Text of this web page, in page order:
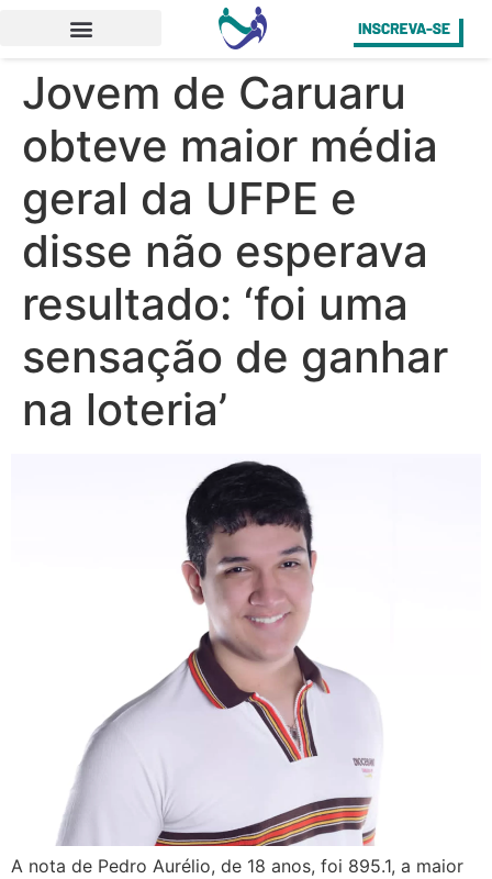
Jovem de Caruaru
obteve maior média
geral da UFPE e
disse não esperava
resultado: ‘foi uma
sensação de ganhar
na loteria’
A nota de Pedro Aurélio, de 18 anos, foi 895.1, a maior